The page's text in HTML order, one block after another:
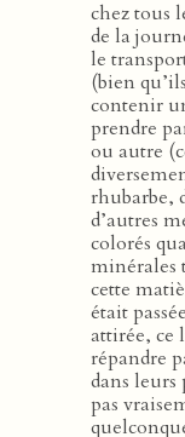
chez tous
de la
le
(bien
contenir
prendre
ou autre
rhubarbe,
d’autres
colorés
minérales
cette
était
attirée, ce
répandre
dans leurs
pas